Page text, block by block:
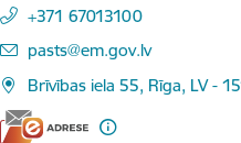
+371 67013100
E-pasts:
pasts@em.gov.lv
Brīvības iela 55, Rīga, LV -